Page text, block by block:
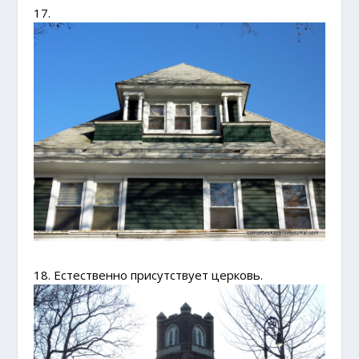
17.
18. Естественно присутствует церковь.